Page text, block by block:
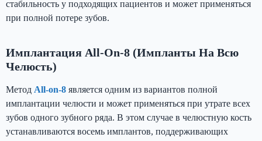
стабильность у подходящих пациентов и может применяться
при полной потере зубов.
Имплантация All-On-8 (импланты На Всю
Челюсть)
Метод All-on-8 является одним из вариантов полной
имплантации челюсти и может применяться при утрате всех
зубов одного зубного ряда. В этом случае в челюстную кость
устанавливаются восемь имплантов, поддерживающих